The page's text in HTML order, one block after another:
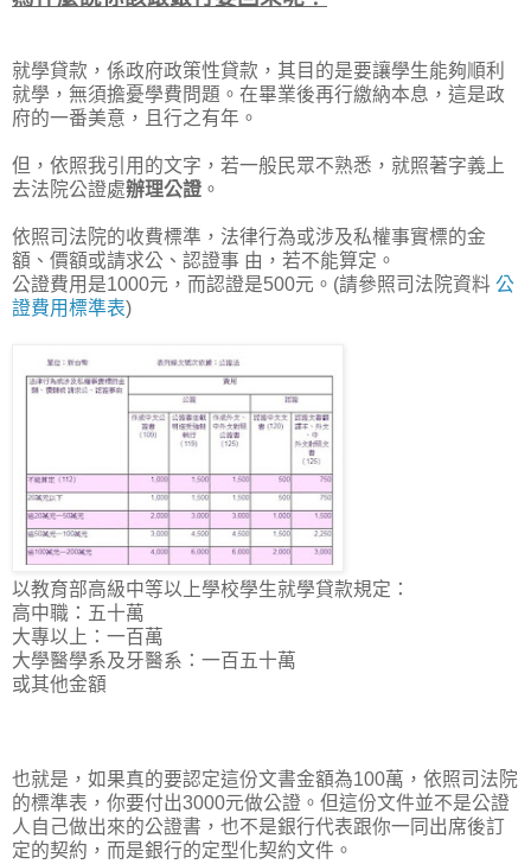
就學貸款，係政府政策性貸款，其目的是要讓學生能夠順利
就學，無須擔憂學費問題。在畢業後再行繳納本息，這是政
府的一番美意，且行之有年。
但，依照我引用的文字，若一般民眾不熟悉，就照著字義上
去法院公證處辦理公證 。
依照司法院的收費標準，法律行為或涉及私權事實標的金
額、價額或請求公、認證事 由，若不能算定。
公證費用是1000元，而認證是500元。(請參照司法院資料 公
證費用標準表)
以教育部高級中等以上學校學生就學貸款規定：
高中職：五十萬
大專以上：一百萬
大學醫學系及牙醫系：一百五十萬
或其他金額
也就是，如果真的要認定這份文書金額為100萬，依照司法院
的標準表，你要付出3000元做公證。但這份文件並不是公證
人自己做出來的公證書，也不是銀行代表跟你一同出席後訂
定的契約，而是銀行的定型化契約文件。